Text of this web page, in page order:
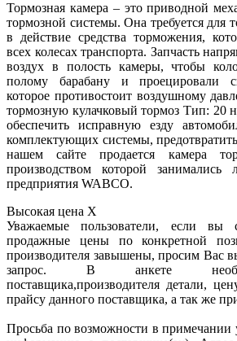
Тормозная камера – это приводной
тормозной системы. Она требуется для
в действие средства торможения,
всех колесах транспорта. Запчасть
воздух в полость камеры, чтобы
полому барабану и проецировали
которое противостоит воздушному
тормозную кулачковый тормоз Тип: 20
обеспечить исправную езду
комплектующих системы,
нашем сайте продается камера
производством которой занимались
предприятия WABCO.
Высокая цена X
Уважаемые пользователи, если вы
продажные цены по конкретной
производителя завышены, просим Вас
запрос. В анкете
поставщика,производителя детали,
прайсу данного поставщика, а так же
Просьба по возможности в примечании